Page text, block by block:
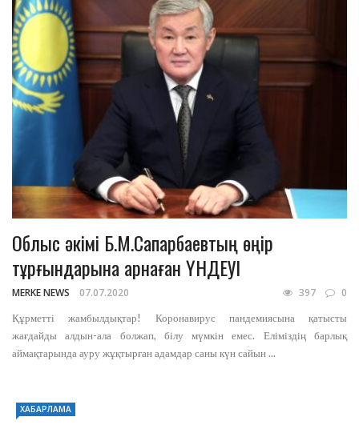
Облыс әкімі Б.М.Сапарбаевтың өңір
тұрғындарына арнаған ҮНДЕУІ
MERKE NEWS 07.07.2020 397 0
Құрметті жамбылдықтар! Коронавирус пандемиясына қатысты
жағдайды алдын-ала болжап, білу мүмкін емес. Еліміздің барлық
аймақтарында ауру жұқтырған адамдар саны күн сайын ...
ХАБАРЛАМА